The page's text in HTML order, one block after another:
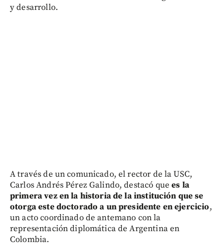
y desarrollo.
A través de un comunicado, el rector de la USC,
Carlos Andrés Pérez Galindo, destacó que es la
primera vez en la historia de la institución que se
otorga este doctorado a un presidente en ejercicio,
un acto coordinado de antemano con la
representación diplomática de Argentina en
Colombia.